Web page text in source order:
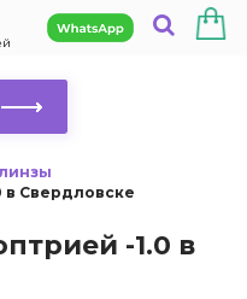
в Свердловске
-1.0 в